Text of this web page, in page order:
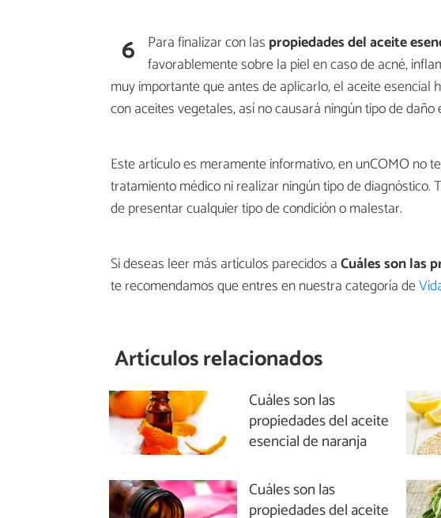
6 Para finalizar con las propiedades del aceite
favorablemente sobre la piel en caso de acné,
muy importante que antes de aplicarlo, el aceite esencial
con aceites vegetales, así no causará ningún tipo de daño
Este artículo es meramente informativo, en unCOMO no
tratamiento médico ni realizar ningún tipo de diagnóstico.
de presentar cualquier tipo de condición o malestar.
Si deseas leer más artículos parecidos aCuáles son las
te recomendamos que entres en nuestra categoría de
Artículos relacionados
Cuáles son las
propiedades del aceite
esencial de naranja
Cuáles son las
propiedades del aceite